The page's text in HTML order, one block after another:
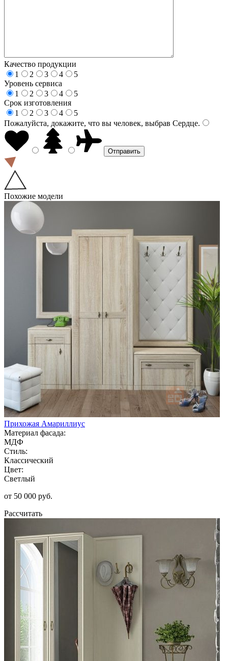
Качество продукции
1
2 3 4
5
Уровень сервиса
1
2 3 4
5
Срок изготовления
1
2 3 4
5
Пожалуйста, докажите, что вы человек, выбрав Сердце.
Похожие модели
Прихожая Амариллиус
Материал фасада:
МДФ
Стиль:
Классический
Цвет:
Светлый
от 50 000 руб.
Рассчитать